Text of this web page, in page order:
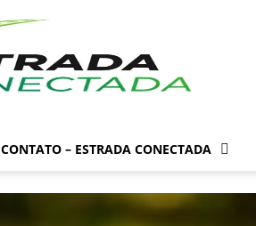
CONTATO – ESTRADA CONECTADA